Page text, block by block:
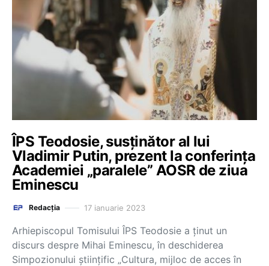
ÎPS Teodosie, susținător al lui
Vladimir Putin, prezent la conferința
Academiei „paralele” AOSR de ziua
Eminescu
Redacția 17 ianuarie 2023
Arhiepiscopul Tomisului ÎPS Teodosie a ținut un
discurs despre Mihai Eminescu, în deschiderea
Simpozionului științific „Cultura, mijloc de acces în